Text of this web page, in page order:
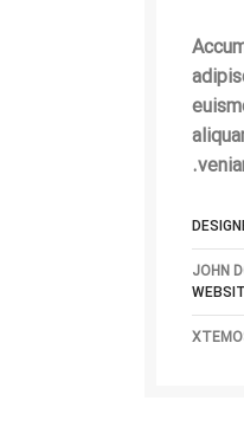
JOHN